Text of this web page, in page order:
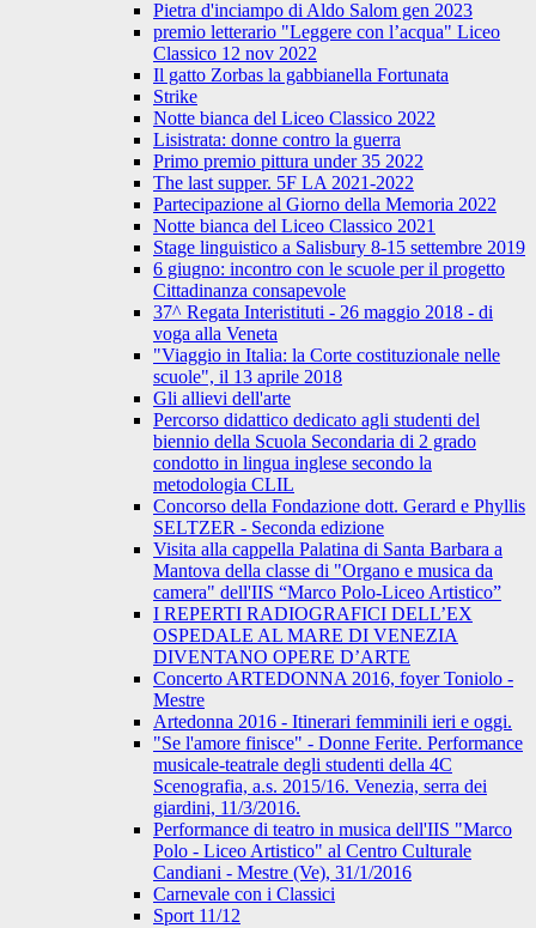
Pietra d'inciampo di Aldo Salom gen 2023
premio letterario "Leggere con l’acqua" Liceo
Classico 12 nov 2022
Il gatto Zorbas la gabbianella Fortunata
Strike
Notte bianca del Liceo Classico 2022
Lisistrata: donne contro la guerra
Primo premio pittura under 35 2022
The last supper. 5F LA 2021-2022
Partecipazione al Giorno della Memoria 2022
Notte bianca del Liceo Classico 2021
Stage linguistico a Salisbury 8-15 settembre 2019
6 giugno: incontro con le scuole per il progetto
Cittadinanza consapevole
37^ Regata Interistituti - 26 maggio 2018 - di
voga alla Veneta
"Viaggio in Italia: la Corte costituzionale nelle
scuole", il 13 aprile 2018
Gli allievi dell'arte
Percorso didattico dedicato agli studenti del
biennio della Scuola Secondaria di 2 grado
condotto in lingua inglese secondo la
metodologia CLIL
Concorso della Fondazione dott. Gerard e Phyllis
SELTZER - Seconda edizione
Visita alla cappella Palatina di Santa Barbara a
Mantova della classe di "Organo e musica da
camera" dell'IIS “Marco Polo-Liceo Artistico”
I REPERTI RADIOGRAFICI DELL’EX
OSPEDALE AL MARE DI VENEZIA
DIVENTANO OPERE D’ARTE
Concerto ARTEDONNA 2016, foyer Toniolo -
Mestre
Artedonna 2016 - Itinerari femminili ieri e oggi.
"Se l'amore finisce" - Donne Ferite. Performance
musicale-teatrale degli studenti della 4C
Scenografia, a.s. 2015/16. Venezia, serra dei
giardini, 11/3/2016.
Performance di teatro in musica dell'IIS "Marco
Polo - Liceo Artistico" al Centro Culturale
Candiani - Mestre (Ve), 31/1/2016
Carnevale con i Classici
Sport 11/12